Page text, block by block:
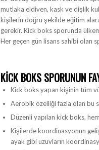
mutlaka eldiven, kask ve dişlik
kişilerin doğru şekilde eğitim
gerekir. Kick boks sporunda
Her geçen gün lisans sahibi olan
KICK BOKS SPORUNUN
Kick boks yapan kişinin tüm
Aerobik özelliği fazla olan bu
Düzenli yapılan kick boks,
Kişilerde koordinasyonun
ayak gibi uzuvların